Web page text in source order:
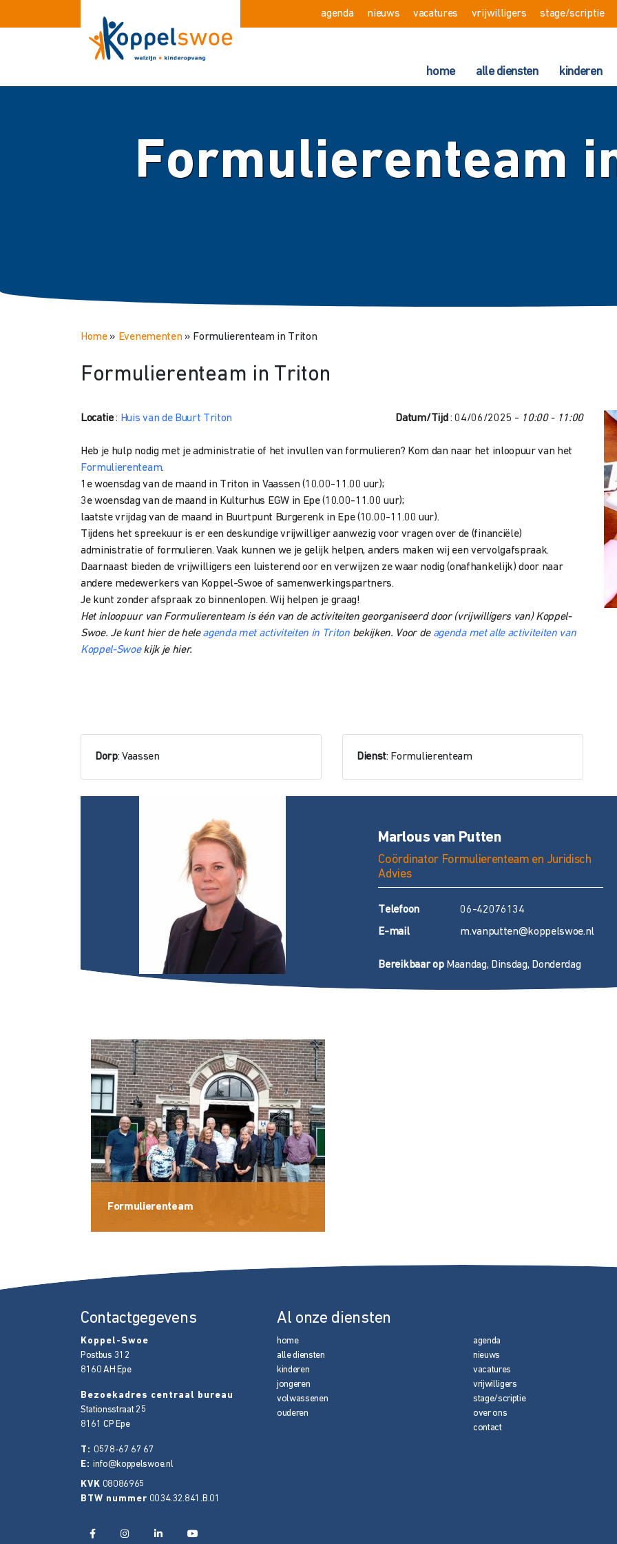
agenda nieuws vacatures vrijwilligers stage/scriptie
home alle diensten kinderen
Formulierenteam
Home» Evenementen» Formulierenteam in Triton
Formulierenteam in Triton
Locatie: Huis van de Buurt Triton Datum/Tijd : 04/06/2025 - 10:00 - 11:00
Heb je hulp nodig met je administratie of het invullen van formulieren? Kom dan naar het inloopuur van het
Formulierenteam.
1e woensdag van de maand in Triton in Vaassen (10.00-11.00 uur);
3e woensdag van de maand in Kulturhus EGW in Epe (10.00-11.00 uur);
laatste vrijdag van de maand in Buurtpunt Burgerenk in Epe (10.00-11.00 uur).
Tijdens het spreekuur is er een deskundige vrijwilliger aanwezig voor vragen over de (financiële)
administratie of formulieren. Vaak kunnen we je gelijk helpen, anders maken wij een vervolgafspraak.
Daarnaast bieden de vrijwilligers een luisterend oor en verwijzen ze waar nodig (onafhankelijk) door naar
andere medewerkers van Koppel-Swoe of samenwerkingspartners.
Je kunt zonder afspraak zo binnenlopen. Wij helpen je graag!
Het inloopuur van Formulierenteam is één van de activiteiten georganiseerd door (vrijwilligers van) Koppel-
Swoe. Je kunt hier de heleagenda met activiteiten in Tritonbekijken. Voor de agenda met alle activiteiten van
Koppel-Swoekijk je hier.
Dorp: Vaassen Dienst: Formulierenteam
Marlous van Putten
Coördinator Formulierenteam en Juridisch
Advies
Telefoon
06-42076134
E-mail m.vanputten@koppelswoe.nl
Bereikbaar opMaandag, Dinsdag, Donderdag
Formulierenteam
Contactgegevens
Koppel-Swoe
Postbus 312
8160 AH Epe
Bezoekadres centraal bureau
Stationsstraat 25
8161 CP Epe
T: 0578-67 67 67
E: info@koppelswoe.nl
KVK 08086965
BTW nummer 0034.32.841.B.01
Al onze diensten
home
alle diensten
kinderen
jongeren
volwassenen
ouderen
agenda
nieuws
vacatures
vrijwilligers
stage/scriptie
over ons
contact